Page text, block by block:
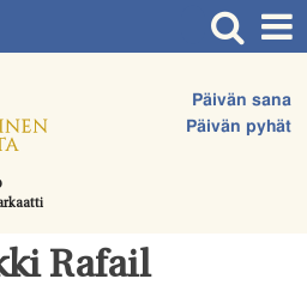
Päivän sana
Päivän pyhät
Rafail